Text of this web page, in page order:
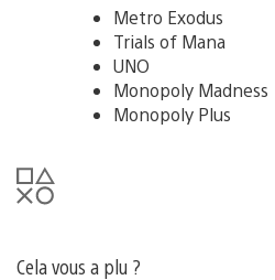
Metro Exodus
Trials of Mana
UNO
Monopoly Madness
Monopoly Plus
Cela vous a plu ?